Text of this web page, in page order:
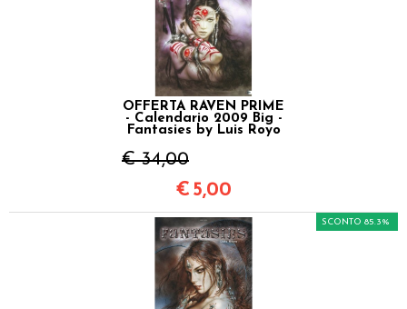
OFFERTA RAVEN PRIME
- Calendario 2009 Big -
Fantasies by Luis Royo
€ 34,00
€ 5,00
SCONTO 85.3%